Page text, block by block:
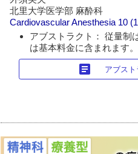
北里大学医学部 麻酔科
Cardiovascular Anesthesia 10
アブストラクト： 従量制
は基本料金に含まれます。
article アブス